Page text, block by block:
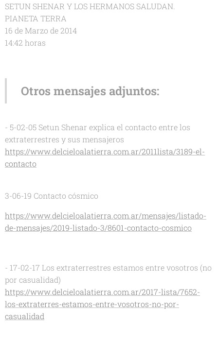
SETUN SHENAR Y LOS HERMANOS SALUDAN.
PIANETA TERRA
16 de Marzo de 2014
14:42 horas
Otros mensajes adjuntos:
- 5-02-05 Setun Shenar explica el contacto entre los
extraterrestres y sus mensajeros
https://www.delcieloalatierra.com.ar/2011lista/3189-el-
contacto
3-06-19 Contacto cósmico
https://www.delcieloalatierra.com.ar/mensajes/listado-
de-mensajes/2019-listado-3/8601-contacto-cosmico
- 17-02-17 Los extraterrestres estamos entre vosotros (no
por casualidad)
https://www.delcieloalatierra.com.ar/2017-lista/7652-
los-extraterres-estamos-entre-vosotros-no-por-
casualidad